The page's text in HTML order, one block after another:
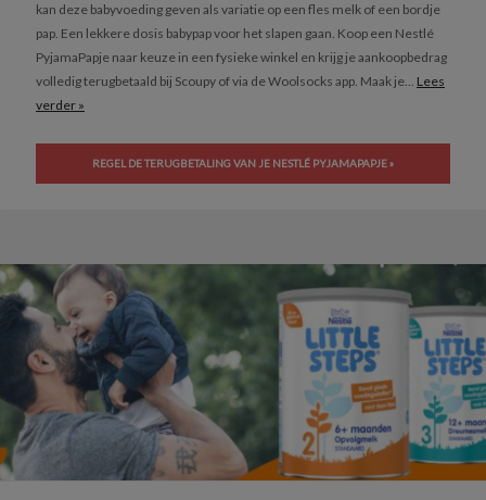
kan deze babyvoeding geven als variatie op een fles melk of een bordje
pap. Een lekkere dosis babypap voor het slapen gaan. Koop een Nestlé
PyjamaPapje naar keuze in een fysieke winkel en krijg je aankoopbedrag
volledig terugbetaald bij Scoupy of via de Woolsocks app. Maak je... Lees
verder »
REGEL DE TERUGBETALING VAN JE NESTLÉ PYJAMAPAPJE »